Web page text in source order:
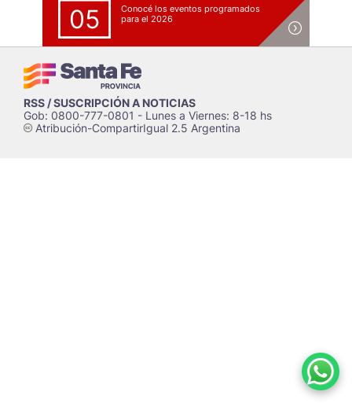
05
Conocé los eventos programados
para el 2026
RSS / SUSCRIPCIÓN A NOTICIAS
Gob: 0800-777-0801 - Lunes a Viernes: 8-18 hs
cAtribución-CompartirIgual 2.5 Argentina